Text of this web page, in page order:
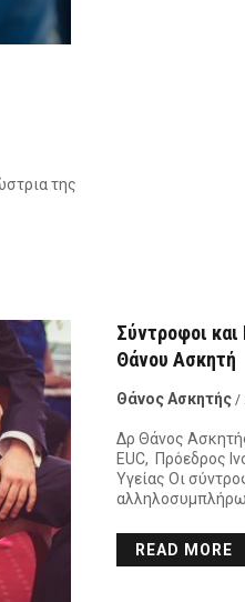
της
Σύντροφοι και
Θάνου Ασκητή
Θάνος Ασκητής /
Δρ Θάνος
EUC, Πρόεδρος
Υγείας Οι
READ MORE